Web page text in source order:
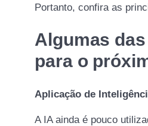
Portanto, confira as
Algumas
para o
Aplicação de
A IA ainda é pouco